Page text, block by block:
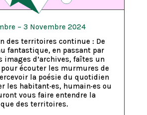
– 3 Novembre 2024
des territoires continue : De
fantastique, en passant par
images d’archives, faîtes un
pour écouter les murmures de
la poésie du quotidien
les habitant·es, humain·es ou
vous faire entendre la
des territoires.